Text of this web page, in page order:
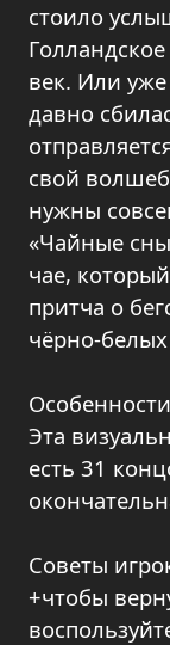
стоило
век. Или
давно
свой
нужны
«Чайные
чае,
притча о
чёрно-
Эта
есть 31
Советы
+чтобы